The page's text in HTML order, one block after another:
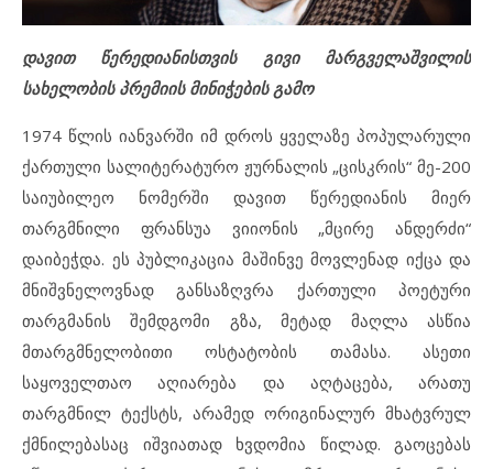
დავით წერედიანისთვის გივი მარგველაშვილის
სახელობის პრემიის მინიჭების გამო
1974 წლის იანვარში იმ დროს ყველაზე პოპულარული
ქართული სალიტერატურო ჟურნალის „ცისკრის“ მე-200
საიუბილეო ნომერში დავით წერედიანის მიერ
თარგმნილი ფრანსუა ვიიონის „მცირე ანდერძი“
დაიბეჭდა. ეს პუბლიკაცია მაშინვე მოვლენად იქცა და
მნიშვნელოვნად განსაზღვრა ქართული პოეტური
თარგმანის შემდგომი გზა, მეტად მაღლა ასწია
მთარგმნელობითი ოსტატობის თამასა. ასეთი
საყოველთაო აღიარება და აღტაცება, არათუ
თარგმნილ ტექსტს, არამედ ორიგინალურ მხატვრულ
ქმნილებასაც იშვიათად ხვდომია წილად. გაოცებას